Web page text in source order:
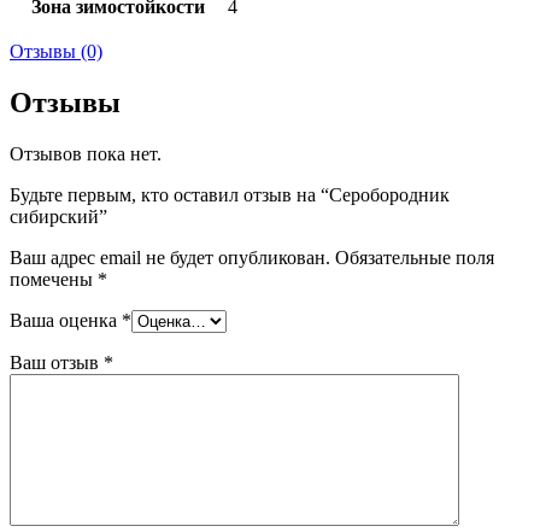
Зона зимостойкости 4
Отзывы (0)
Отзывы
Отзывов пока нет.
Будьте первым, кто оставил отзыв на “Серобородник
сибирский”
Ваш адрес email не будет опубликован. Обязательные поля
помечены *
Ваша оценка *
Ваш отзыв *